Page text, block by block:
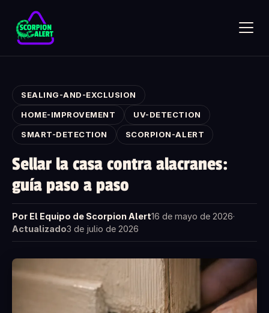
SEALING-AND-EXCLUSION
HOME-IMPROVEMENT UV-DETECTION
SMART-DETECTION SCORPION-ALERT
Sellar la casa contra alacranes:
guía paso a paso
Por El Equipo de Scorpion Alert16 de mayo de 2026·
Actualizado3 de julio de 2026
AI assistant · online
Hola — ¿qué te gustaría saber?
Pregunta lo que quieras sobre Scorpion Alert. Elige una
pregunta de inicio o escribe la tuya.
¿Cómo funciona el detector de alacranes?
¿Es seguro con niños y mascotas?
¿Qué incluye la caja?